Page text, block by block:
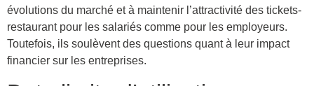
évolutions du marché et à maintenir l’attractivité des tickets-
restaurant pour les salariés comme pour les employeurs.
Toutefois, ils soulèvent des questions quant à leur impact
financier sur les entreprises.